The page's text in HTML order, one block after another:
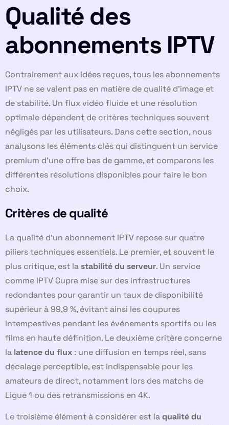
Qualité des
abonnements IPTV
Contrairement aux idées reçues, tous les abonnements
IPTV ne se valent pas en matière de qualité d’image et
de stabilité. Un flux vidéo fluide et une résolution
optimale dépendent de critères techniques souvent
négligés par les utilisateurs. Dans cette section, nous
analysons les éléments clés qui distinguent un service
premium d’une offre bas de gamme, et comparons les
différentes résolutions disponibles pour faire le bon
choix.
Critères de qualité
La qualité d’un abonnement IPTV repose sur quatre
piliers techniques essentiels. Le premier, et souvent le
plus critique, est la stabilité du serveur. Un service
comme IPTV Cupra mise sur des infrastructures
redondantes pour garantir un taux de disponibilité
supérieur à 99,9 %, évitant ainsi les coupures
intempestives pendant les événements sportifs ou les
films en haute définition. Le deuxième critère concerne
la latence du flux : une diffusion en temps réel, sans
décalage perceptible, est indispensable pour les
amateurs de direct, notamment lors des matchs de
Ligue 1 ou des retransmissions en 4K.
Le troisième élément à considérer est laqualité du